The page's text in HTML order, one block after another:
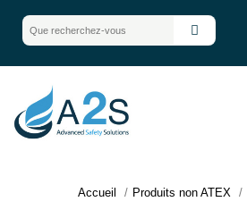
Accueil Produits non ATEX